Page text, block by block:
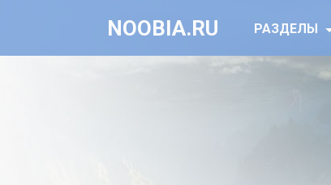
NOOBIA.RU РАЗДЕЛЫ